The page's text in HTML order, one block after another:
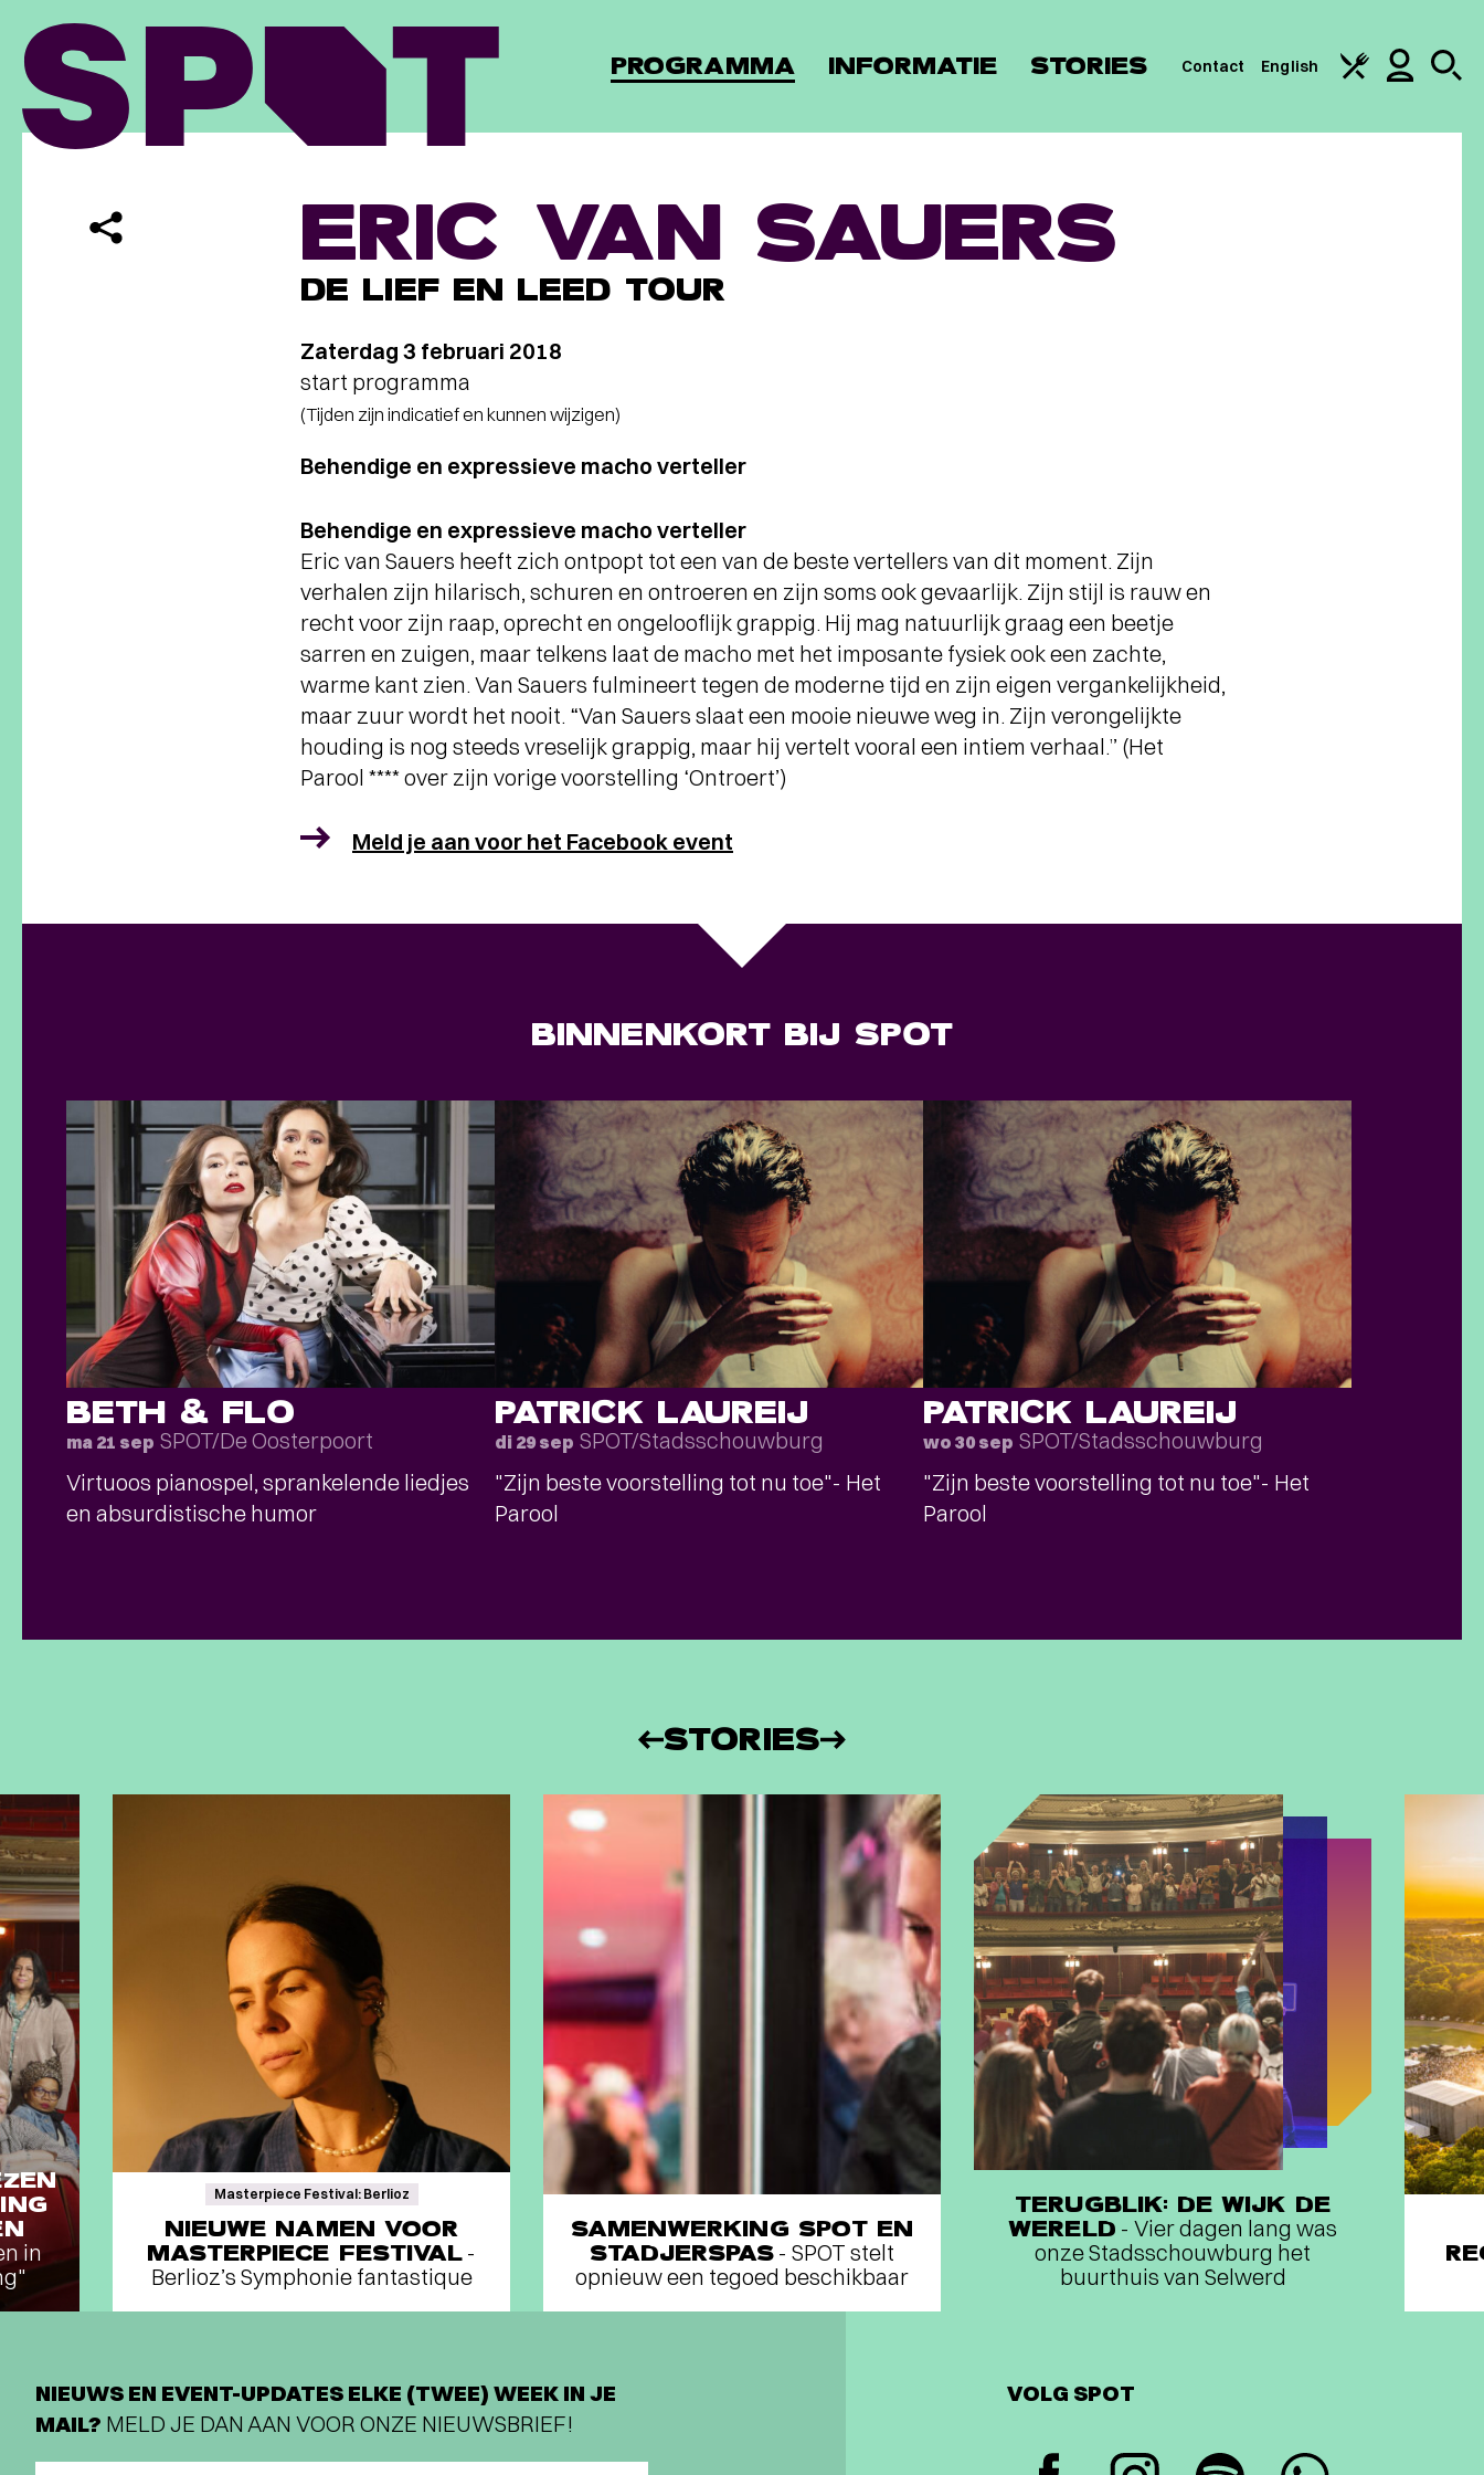
PROGRAMMA INFORMATIE STORIES Contact English
ERIC VAN SAUERS
DE LIEF EN LEED TOUR
Zaterdag 3 februari 2018
start programma
(Tijden zijn indicatief en kunnen wijzigen)
Behendige en expressieve macho verteller
Behendige en expressieve macho verteller
Eric van Sauers heeft zich ontpopt tot een van de beste vertellers van dit moment. Zijn
verhalen zijn hilarisch, schuren en ontroeren en zijn soms ook gevaarlijk. Zijn stijl is rauw en
recht voor zijn raap, oprecht en ongelooflijk grappig. Hij mag natuurlijk graag een beetje
sarren en zuigen, maar telkens laat de macho met het imposante fysiek ook een zachte,
warme kant zien. Van Sauers fulmineert tegen de moderne tijd en zijn eigen vergankelijkheid,
maar zuur wordt het nooit. “Van Sauers slaat een mooie nieuwe weg in. Zijn verongelijkte
houding is nog steeds vreselijk grappig, maar hij vertelt vooral een intiem verhaal.” (Het
Parool **** over zijn vorige voorstelling ‘Ontroert’)
Meld je aan voor het Facebook event
BINNENKORT BIJ SPOT
BETH & FLO
ma 21 sep SPOT/De Oosterpoort
Virtuoos pianospel, sprankelende liedjes
en absurdistische humor
PATRICK LAUREIJ
di 29 sep SPOT/Stadsschouwburg
"Zijn beste voorstelling tot nu toe"- Het
Parool
PATRICK LAUREIJ
wo 30 sep SPOT/Stadsschouwburg
"Zijn beste voorstelling tot nu toe"- Het
Parool
STORIES
in
Masterpiece Festival: Berlioz
NIEUWE NAMEN VOOR
MASTERPIECE FESTIVAL -
Berlioz’s Symphonie fantastique
SAMENWERKING SPOT EN
STADJERSPAS - SPOT stelt
opnieuw een tegoed beschikbaar
TERUGBLIK: DE WIJK DE
WERELD - Vier dagen lang was
onze Stadsschouwburg het
buurthuis van Selwerd
NIEUWS EN EVENT-UPDATES ELKE (TWEE) WEEK IN JE
MAIL? MELD JE DAN AAN VOOR ONZE NIEUWSBRIEF!
VOLG SPOT